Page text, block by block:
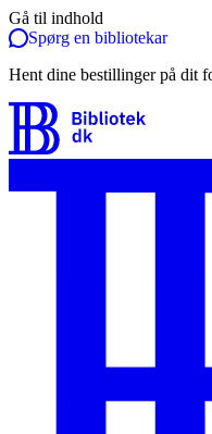
Gå til indhold
Spørg en bibliotekar
Hent dine bestillinger på dit